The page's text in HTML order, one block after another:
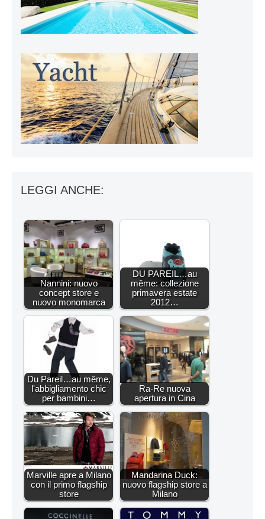
LEGGI ANCHE:
Nannini: nuovo
concept store e
nuovo monomarca
DU PAREIL…au
même: collezione
primavera estate
2012…
Du Pareil…au même,
l'abbigliamento chic
per bambini…
Ra-Re nuova
apertura in Cina
Marville apre a Milano
con il primo flagship
store
Mandarina Duck:
nuovo flagship store a
Milano